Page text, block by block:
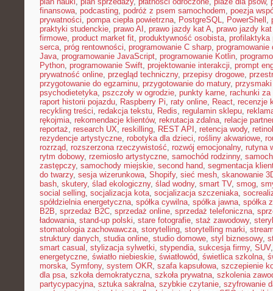
finansowa, podcasting, podróż z psem samochodem, poezja
prywatności, pompa ciepła powietrzna, PostgreSQL, PowerShell ,
praktyki studenckie, prawo AI , prawo jazdy kat A, prawo jazdy
firmowe, product market fit, produktywność osobista, profilaktyka
serca, próg rentowności, programowanie C sharp, programowanie
Java, programowanie JavaScript, programowanie Kotlin,
Python, programowanie Swift, projektowanie interakcji, prompt
prywatność online, przegląd techniczny, przepisy drogowe,
przygotowanie do egzaminu, przygotowanie do matury,
psychodietetyka, pszczoły w ogrodzie, punkty karne, rachunki za
raport historii pojazdu, Raspberry Pi, raty online, React, recenzje
recykling treści, redakcja tekstu, Redis, regulamin sklepu,
rękojmia, rekomendacje klientów, rekrutacja zdalna, relacje
reportaż, research UX, reskilling, REST API , retencja wody, retinol
rezydencje artystyczne, robotyka dla dzieci, rośliny akwariowe,
rozrząd, rozszerzona rzeczywistość, rozwój emocjonalny, rutyna
rytm dobowy, rzemiosło artystyczne, samochód rodzinny,
zastępczy, samochody miejskie, second hand, segmentacja
do twarzy, sesja wizerunkowa, Shopify, sieć mesh, skanowanie
bash, skutery, ślad ekologiczny, ślad wodny, smart TV, smog,
social selling, socjalizacja kota, socjalizacja szczeniaka,
spółdzielnia energetyczna, spółka cywilna, spółka jawna, spółka
B2B, sprzedaż B2C, sprzedaż online, sprzedaż telefoniczna,
ładowania, stand-up polski, stare fotografie, staż zawodowy,
stomatologia zachowawcza, storytelling, storytelling marki,
struktury danych, studia online, studio domowe, styl biznesowy,
smart casual , stylizacja sylwetki, stypendia, sukcesja firmy, SUV
energetyczne, światło niebieskie, światłowód, świetlica szkolna,
morska, Symfony, system OKR, szafa kapsułowa, szczepienie
dla psa, szkoła demokratyczna, szkoła prywatna, szkolenia
partycypacyjna, sztuka sakralna, szybkie czytanie, szyfrowanie